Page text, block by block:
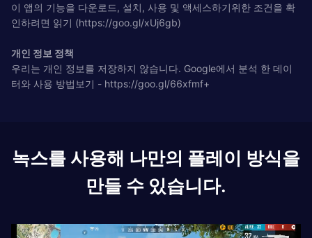
이 앱의 기능을 다운로드, 설치, 사용 및 액세스하기위한 조건을 확
인하려면 읽기 (https://goo.gl/xUj6gb)
개인 정보 정책
우리는 개인 정보를 저장하지 않습니다. Google에서 분석 한 데이
터와 사용 방법보기 - https://goo.gl/66xfmf+
녹스를 사용해 나만의 플레이 방식을
만들 수 있습니다.